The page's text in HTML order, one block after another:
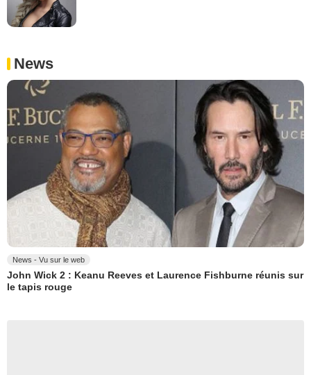
News
News - Vu sur le web
John Wick 2 : Keanu Reeves et Laurence Fishburne réunis sur
le tapis rouge